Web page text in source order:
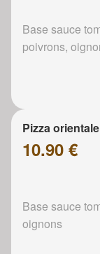
Base sauce
poivrons,
Pizza orientale
10.90 €
Base sauce
oignons